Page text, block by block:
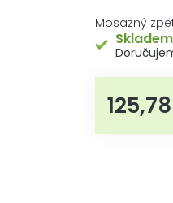
produktu
0,0
5
hvězdiček.
Mosazný
Skladem